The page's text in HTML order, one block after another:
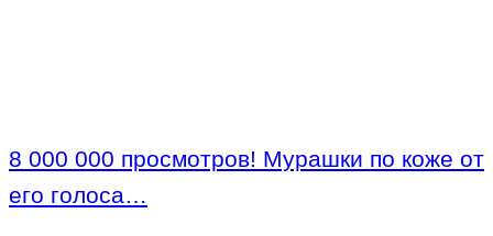
8 000 000 просмотров! Мурашки по коже от
его голоса…